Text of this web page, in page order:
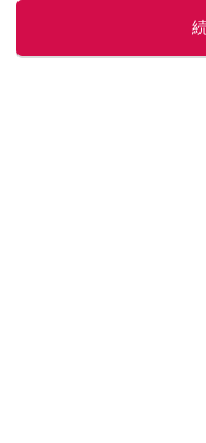
レビューしています。毎日トレ
してくださ